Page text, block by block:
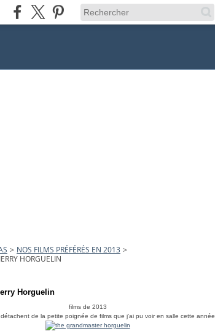
> NOS FILMS PRÉFÉRÉS EN 2013 >
HORGUELIN
Horguelin
films de 2013
de la petite poignée de films que j’ai pu voir en salle cette année